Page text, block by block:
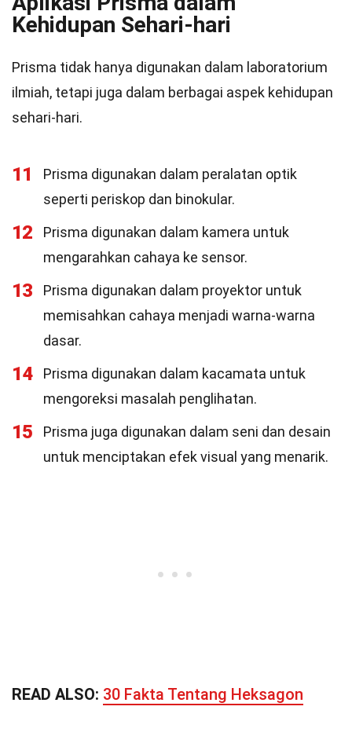
Kehidupan Sehari-hari
Prisma tidak hanya digunakan dalam laboratorium
ilmiah, tetapi juga dalam berbagai aspek kehidupan
sehari-hari.
11
Prisma digunakan dalam peralatan optik
seperti periskop dan binokular.
12
Prisma digunakan dalam kamera untuk
mengarahkan cahaya ke sensor.
13
Prisma digunakan dalam proyektor untuk
memisahkan cahaya menjadi warna-warna
dasar.
14
Prisma digunakan dalam kacamata untuk
mengoreksi masalah penglihatan.
15
Prisma juga digunakan dalam seni dan desain
untuk menciptakan efek visual yang menarik.
READ ALSO: 30 Fakta Tentang Heksagon